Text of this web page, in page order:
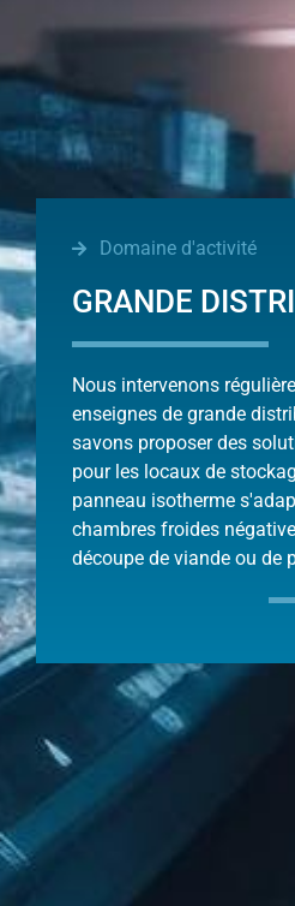
Domaine d'activité
GRANDE
Nous intervenons
enseignes de grande
savons proposer des
pour les locaux de
panneau isotherme
chambres froides
découpe de viande ou de